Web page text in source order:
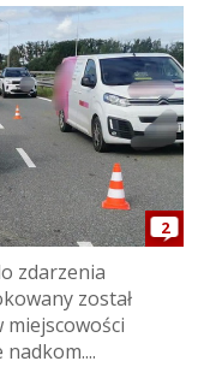
2
zdarzenia
został
miejscowości